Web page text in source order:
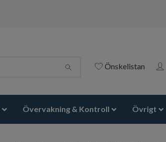
Önskelistan
Övervakning & Kontroll Övrigt